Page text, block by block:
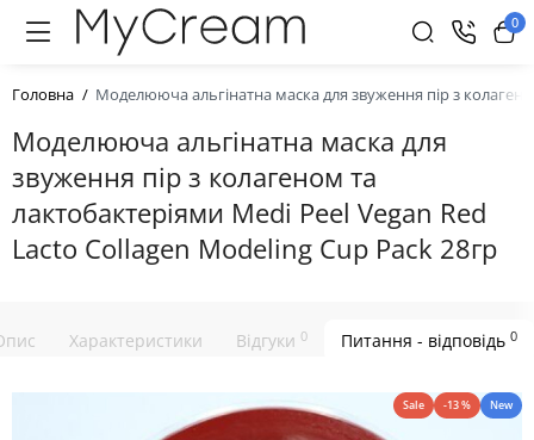
0
Головна Моделююча альгінатна маска для звуження пір з
Моделююча альгінатна маска для
звуження пір з колагеном та
лактобактеріями Medi Peel Vegan Red
Lacto Collagen Modeling Cup Pack 28гр
Характеристики Відгуки 0 Питання - відповідь 0
Sale -13 % New